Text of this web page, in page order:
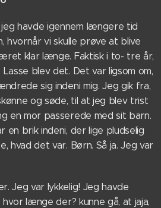
havde igennem længere tid
hvornår vi skulle prøve at blive
klar længe. Faktisk i to- tre år,
blev det. Det var ligsom om,
sig indeni mig. Jeg gik fra,
og søde, til at jeg blev trist
en mor passerede med sit barn.
en brik indeni, der lige pludselig
hvad det var. Børn. Så ja. Jeg var
Jeg var lykkelig! Jeg havde
længe der? kunne gå, at jaja,